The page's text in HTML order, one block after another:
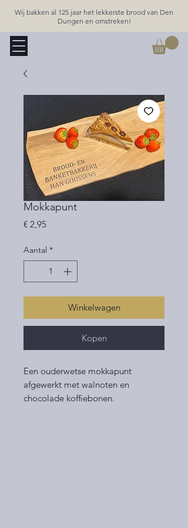
Wij bakken al 125 jaar het lekkerste brood van Den
Dungen en omstreken!
Mokkapunt
€ 2,95Prijs
Aantal *
Winkelwagen
Kopen
Een ouderwetse mokkapunt
afgewerkt met walnoten en
chocolade koffiebonen.